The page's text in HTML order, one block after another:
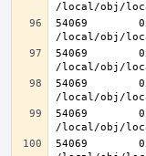
54069
54069
54069
54069
54069